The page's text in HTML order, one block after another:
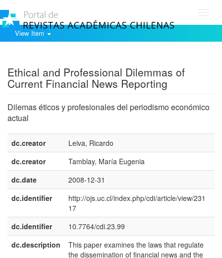
View Item
Ethical and Professional Dilemmas of
Current Financial News Reporting
Dilemas éticos y profesionales del periodismo económico
actual
dc.creator
Leiva, Ricardo
dc.creator
Tamblay, María Eugenia
dc.date
2008-12-31
dc.identifier
http://ojs.uc.cl/index.php/cdi/article/view/231
17
dc.identifier
10.7764/cdi.23.99
dc.description
This paper examines the laws that regulate
the dissemination of financial news and the